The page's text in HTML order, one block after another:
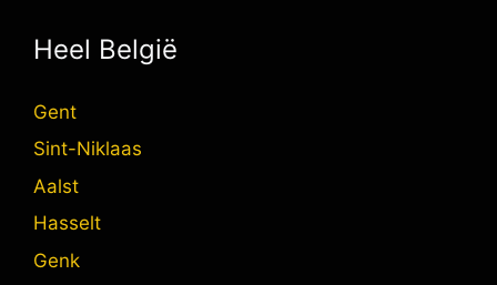
Heel België
Gent
Sint-Niklaas
Aalst
Hasselt
Genk